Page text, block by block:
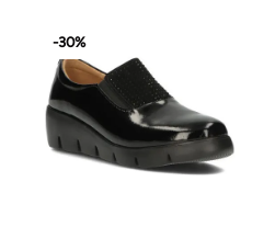
-30%